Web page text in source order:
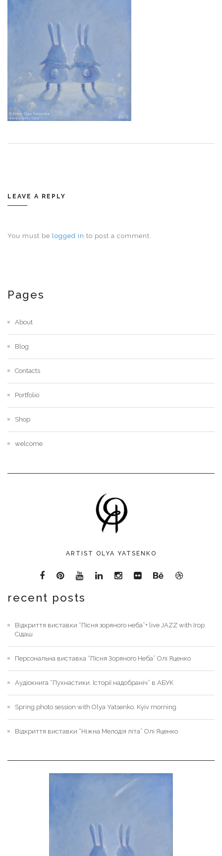
LEAVE A REPLY
You must be logged in to post a comment.
Pages
About
Blog
Contacts
Portfolio
Shop
welcome
ARTIST OLYA YATSENKO
recent posts
Відкриття виставки “Пісня зоряного неба”+ live JAZZ with Ігор
Сідаш
Персональна виставка “Пісня Зоряного Неба” Олі Яценко
Аудіокнига “Пухнастики. Історії надобраніч” в АБУК
Spring photo session with Olya Yatsenko. Kyiv morning
Відкриття виставки “Ніжна Мелодія літа” Олі Яценко